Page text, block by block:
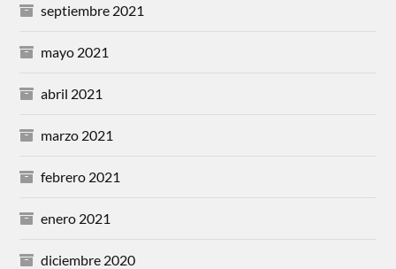
septiembre 2021
mayo 2021
abril 2021
marzo 2021
febrero 2021
enero 2021
diciembre 2020